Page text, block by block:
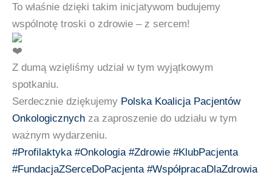
To właśnie dzięki takim inicjatywom budujemy
wspólnotę troski o zdrowie – z sercem!
Z dumą wzięliśmy udział w tym wyjątkowym
spotkaniu.
Serdecznie dziękujemy Polska Koalicja Pacjentów
Onkologicznych za zaproszenie do udziału w tym
ważnym wydarzeniu.
#Profilaktyka #Onkologia #Zdrowie #KlubPacjenta
#FundacjaZSerceDoPacjenta #WspółpracaDlaZdrowia